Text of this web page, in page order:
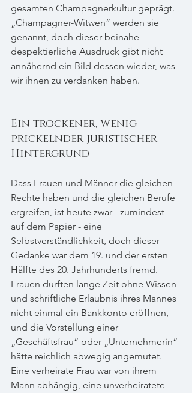
gesamten Champagnerkultur geprägt.
„Champagner-Witwen“ werden sie
genannt, doch dieser beinahe
despektierliche Ausdruck gibt nicht
annähernd ein Bild dessen wieder, was
wir ihnen zu verdanken haben.
Ein trockener, wenig
prickelnder juristischer
Hintergrund
Dass Frauen und Männer die gleichen
Rechte haben und die gleichen Berufe
ergreifen, ist heute zwar - zumindest
auf dem Papier - eine
Selbstverständlichkeit, doch dieser
Gedanke war dem 19. und der ersten
Hälfte des 20. Jahrhunderts fremd.
Frauen durften lange Zeit ohne Wissen
und schriftliche Erlaubnis ihres Mannes
nicht einmal ein Bankkonto eröffnen,
und die Vorstellung einer
„Geschäftsfrau“ oder „Unternehmerin“
hätte reichlich abwegig angemutet.
Eine verheirate Frau war von ihrem
Mann abhängig, eine unverheiratete